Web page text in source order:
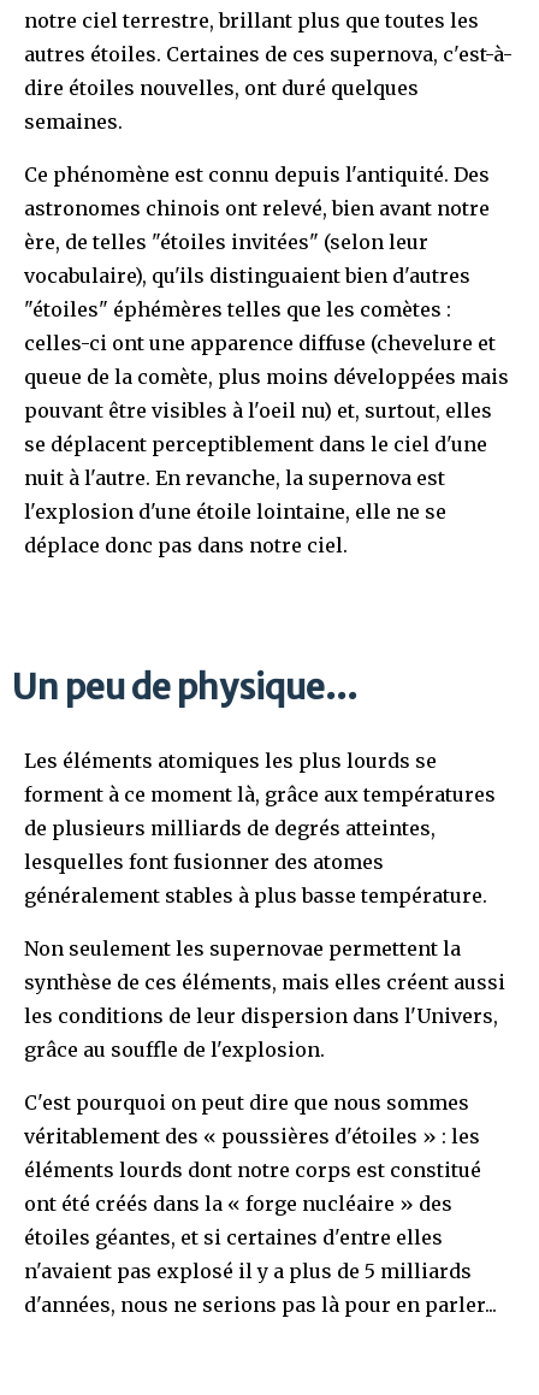
notre ciel terrestre, brillant plus que toutes les
autres étoiles. Certaines de ces supernova, c'est-à-
dire étoiles nouvelles, ont duré quelques
semaines.
Ce phénomène est connu depuis l'antiquité. Des
astronomes chinois ont relevé, bien avant notre
ère, de telles "étoiles invitées" (selon leur
vocabulaire), qu'ils distinguaient bien d'autres
"étoiles" éphémères telles que les comètes :
celles-ci ont une apparence diffuse (chevelure et
queue de la comète, plus moins développées mais
pouvant être visibles à l'oeil nu) et, surtout, elles
se déplacent perceptiblement dans le ciel d'une
nuit à l'autre. En revanche, la supernova est
l'explosion d'une étoile lointaine, elle ne se
déplace donc pas dans notre ciel.
Un peu de physique...
Les éléments atomiques les plus lourds se
forment à ce moment là, grâce aux températures
de plusieurs milliards de degrés atteintes,
lesquelles font fusionner des atomes
généralement stables à plus basse température.
Non seulement les supernovae permettent la
synthèse de ces éléments, mais elles créent aussi
les conditions de leur dispersion dans l'Univers,
grâce au souffle de l'explosion.
C'est pourquoi on peut dire que nous sommes
véritablement des « poussières d'étoiles » : les
éléments lourds dont notre corps est constitué
ont été créés dans la « forge nucléaire » des
étoiles géantes, et si certaines d'entre elles
n'avaient pas explosé il y a plus de 5 milliards
d'années, nous ne serions pas là pour en parler...